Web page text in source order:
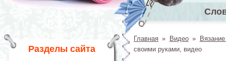
Главное
Разделы сайта Вы здесь
Главная » Видео »
своими руками, видео